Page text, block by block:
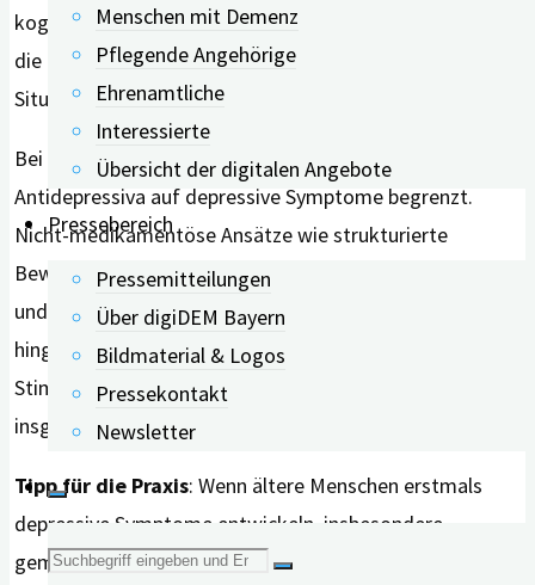
Menschen mit Demenz
Pflegende Angehörige
Ehrenamtliche
Interessierte
Übersicht der digitalen Angebote
Pressebereich
Pressemitteilungen
Über digiDEM Bayern
Bildmaterial & Logos
Pressekontakt
Newsletter
Suche
kognitiven und funktionellen Abbau und verschlechtert
die Lebensqualität der Betroffenen wie auch die
Situation der pflegenden An- und Zugehörigen.
Bei bestehender Demenz ist die Wirksamkeit von
Antidepressiva auf depressive Symptome begrenzt.
Nicht-medikamentöse Ansätze wie strukturierte
Bewegungsprogramme, Schulungen für pflegende An-
und Zugehörige sowie aktivierende Angebote zeigen
hingegen moderate positive Effekte sowohl auf die
Stimmung als auch auf neuropsychiatrische Symptome
insgesamt.
Tipp für die Praxis: Wenn ältere Menschen erstmals
depressive Symptome entwickeln, insbesondere
gemeinsam mit Einschränkungen in